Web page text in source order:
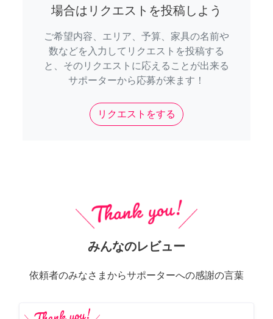
場合はリクエストを投稿しよう
ご希望内容、エリア、予算、家具の名前や
数などを入力してリクエストを投稿する
と、そのリクエストに応えることが出来る
サポーターから応募が来ます！
リクエストをする
みんなのレビュー
依頼者のみなさまからサポーターへの感謝の言葉